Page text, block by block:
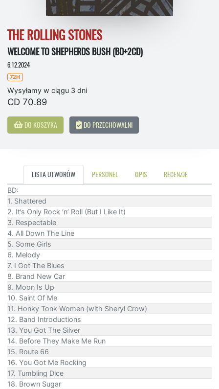
THE ROLLING STONES
WELCOME TO SHEPHERDS BUSH (BD+2CD)
6.12.2024
72H
Wysyłamy w ciągu 3 dni
CD 70.89
DO KOSZYKA DO PRZECHOWALNI
LISTA UTWORÓW PERSONEL OPIS RECENZJE
BD:
1. Shattered
2. It’s Only Rock ‘n’ Roll (But I Like It)
3. Respectable
4. All Down The Line
5. Some Girls
6. Melody
7. I Got The Blues
8. Brand New Car
9. Moon Is Up
10. Saint Of Me
11. Honky Tonk Women (with Sheryl Crow)
12. Band Introductions
13. You Got The Silver
14. Before They Make Me Run
15. Route 66
16. You Got Me Rocking
17. Tumbling Dice
18. Brown Sugar